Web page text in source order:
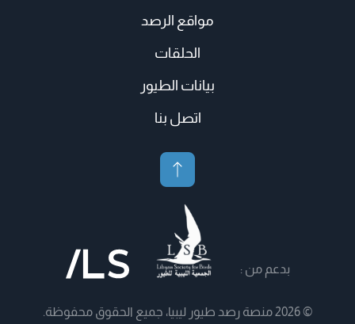
مواقع الرصد
الحلقات
بيانات الطيور
اتصل بنا
بدعم من :
© 2026 منصة رصد طيور ليبيا، جميع الحقوق محفوظة.